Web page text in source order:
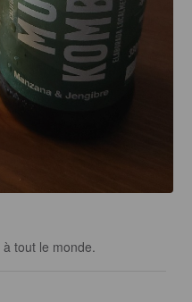
tout le monde.